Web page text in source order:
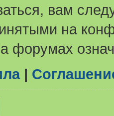
вам
на
форумах
|